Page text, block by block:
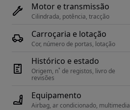
Motor e transmissão
Cilindrada, potência, tracção
Carroçaria e lotação
Cor, número de portas, lotação
Histórico e estado
Origem, n˚ de registos, livro de
revisões
Equipamento
Airbag, ar condicionado, multimedia